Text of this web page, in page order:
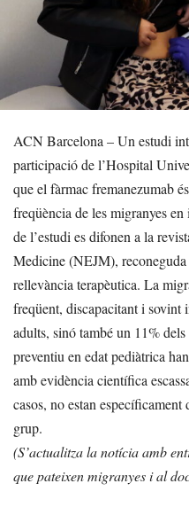
ACN Barcelona – Un estudi
participació de l’Hospital
que el fàrmac fremanezumab
freqüència de les migranyes
de l’estudi es difonen a la
Medicine (NEJM),
rellevància terapèutica. La
freqüent, discapacitant i sovint
adults, sinó també un 11%
preventiu en edat pediàtrica
amb evidència científica
casos, no estan específicament
grup.
(S’actualitza la notícia amb
que pateixen migranyes i al